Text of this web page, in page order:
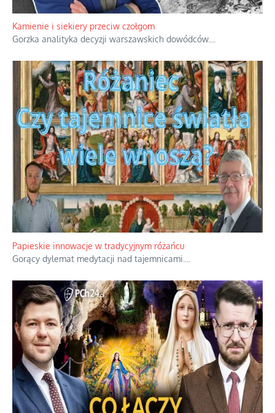
Kamienie i siekiery przeciw czołgom
Gorzka analityka decyzji warszawskich dowódców.
Papieskie innowacje w tradycyjnym różańcu
Gorący dylemat medytacji nad tajemnicami.